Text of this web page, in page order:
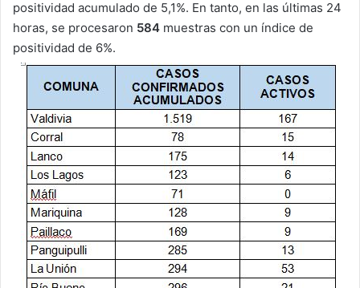
positividad acumulado de 5,1%. En tanto, en las últimas 24
horas, se procesaron 584 muestras con un índice de
positividad de 6%.